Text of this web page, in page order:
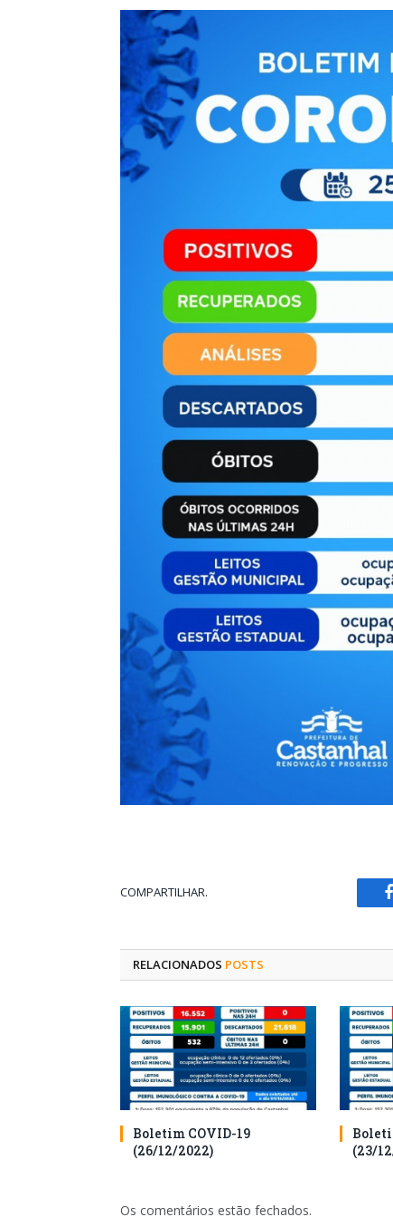
COMPARTILHAR.
RELACIONADOS POSTS
Boletim COVID-19
(26/12/2022)
(23/
Os comentários estão fechados.